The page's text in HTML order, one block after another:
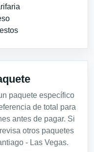
paquete específico
de total para
antes de pagar. Si
otros paquetes
- Las Vegas.